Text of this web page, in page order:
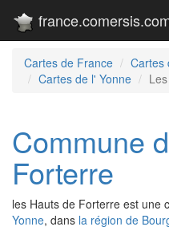
Cartes de France
Cartes
Cartes de l' Yonne
Commune
Forterre
les Hauts de Forterre est une
Yonne, dans la région de